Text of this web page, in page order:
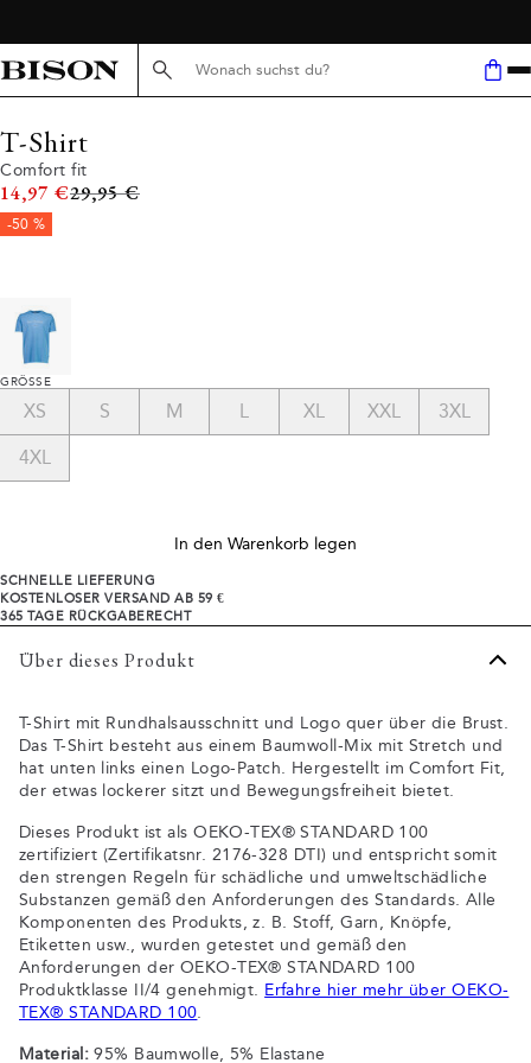
Suche hier...
T-Shirt
Comfort fit
14,97 €Ursprünglicher Preis
29,95 €
-50 %
GRÖSSE
XS S M L XL XXL 3XL
4XL
In den Warenkorb legen
SCHNELLE LIEFERUNG
KOSTENLOSER VERSAND AB 59 €
365 TAGE RÜCKGABERECHT
Über dieses Produkt
T-Shirt mit Rundhalsausschnitt und Logo quer über die Brust.
Das T-Shirt besteht aus einem Baumwoll-Mix mit Stretch und
hat unten links einen Logo-Patch. Hergestellt im Comfort Fit,
der etwas lockerer sitzt und Bewegungsfreiheit bietet.
Dieses Produkt ist als OEKO-TEX® STANDARD 100
zertifiziert (Zertifikatsnr. 2176-328 DTI) und entspricht somit
den strengen Regeln für schädliche und umweltschädliche
Substanzen gemäß den Anforderungen des Standards. Alle
Komponenten des Produkts, z. B. Stoff, Garn, Knöpfe,
Etiketten usw., wurden getestet und gemäß den
Anforderungen der OEKO-TEX® STANDARD 100
Produktklasse II/4 genehmigt. Erfahre hier mehr über OEKO-
TEX® STANDARD 100.
Material:95% Baumwolle, 5% Elastane